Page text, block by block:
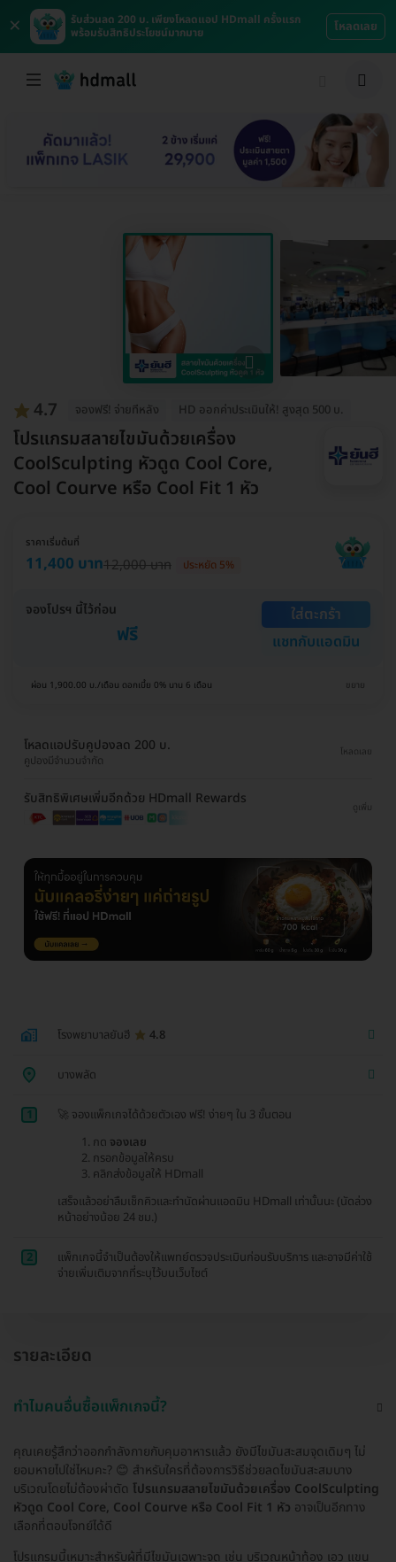
×
รับส่วนลด 200 บ. เพียงโหลดแอป HDmall ครั้งแรก
พร้อมรับสิทธิประโยชน์มากมาย
โหลดเลย
4.7 จองฟรี! จ่ายทีหลัง HD ออกค่าประเมินให้! สูงสุด 500 บ.
โปรแกรมสลายไขมันด้วยเครื่อง
CoolSculpting หัวดูด Cool Core,
Cool Courve หรือ Cool Fit 1 หัว
ราคาเริ่มต้นที่
11,400 บาท12,000 บาท ประหยัด 5%
จองโปรฯ นี้ไว้ก่อน
ฟรี
ใส่ตะกร้า
แชทกับแอดมิน
ผ่อน 1,900.00 บ./เดือน ดอกเบี้ย 0% นาน 6 เดือน ขยาย
โหลดแอปรับคูปองลด 200 บ.
คูปองมีจำนวนจำกัด
โหลดเลย
รับสิทธิพิเศษเพิ่มอีกด้วย HDmall Rewards
ดูเพิ่ม
โรงพยาบาลยันฮี 4.8
บางพลัด
1
🚀 จองแพ็กเกจได้ด้วยตัวเอง ฟรี! ง่ายๆ ใน 3 ขั้นตอน
กด จองเลย
กรอกข้อมูลให้ครบ
คลิกส่งข้อมูลให้ HDmall
เสร็จแล้วอย่าลืมเช็กคิวและทำนัดผ่านแอดมิน HDmall เท่านั้นนะ (นัดล่วง
หน้าอย่างน้อย 24 ชม.)
2
แพ็กเกจนี้จำเป็นต้องให้แพทย์ตรวจประเมินก่อนรับบริการ และอาจมีค่าใช้
จ่ายเพิ่มเติมจากที่ระบุไว้บนเว็บไซต์
รายละเอียด
ทำไมคนอื่นซื้อแพ็กเกจนี้?
คุณเคยรู้สึกว่าออกกำลังกายกับคุมอาหารแล้ว ยังมีไขมันสะสมจุดเดิมๆ ไม่
ยอมหายไปใช่ไหมคะ? 😊 สำหรับใครที่ต้องการวิธีช่วยลดไขมันสะสมบาง
บริเวณโดยไม่ต้องผ่าตัด โปรแกรมสลายไขมันด้วยเครื่อง CoolSculpting
หัวดูด Cool Core, Cool Courve หรือ Cool Fit 1 หัว อาจเป็นอีกทาง
เลือกที่ตอบโจทย์ได้ดี
โปรแกรมนี้เหมาะสำหรับผู้ที่มีไขมันเฉพาะจุด เช่น บริเวณหน้าท้อง เอว แขน